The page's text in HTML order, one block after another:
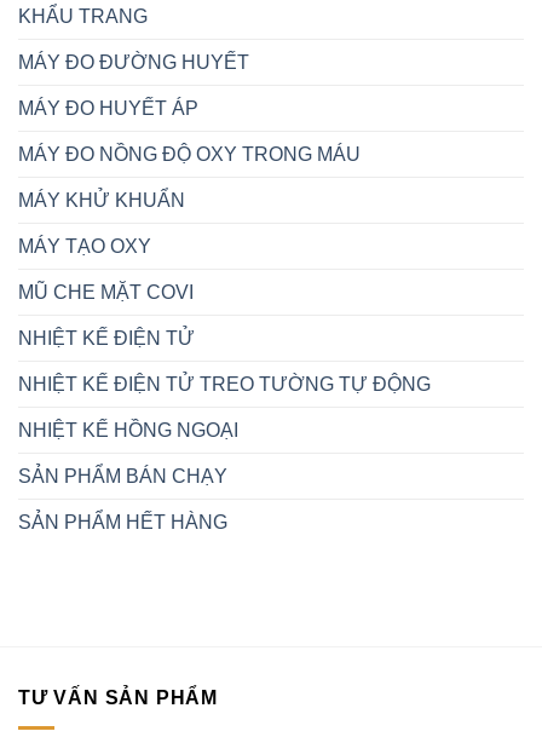
KHẨU TRANG
MÁY ĐO ĐƯỜNG HUYẾT
MÁY ĐO HUYẾT ÁP
MÁY ĐO NỒNG ĐỘ OXY TRONG MÁU
MÁY KHỬ KHUẨN
MÁY TẠO OXY
MŨ CHE MẶT COVI
NHIỆT KẾ ĐIỆN TỬ
NHIỆT KẾ ĐIỆN TỬ TREO TƯỜNG TỰ ĐỘNG
NHIỆT KẾ HỒNG NGOẠI
SẢN PHẨM BÁN CHẠY
SẢN PHẨM HẾT HÀNG
TƯ VẤN SẢN PHẨM